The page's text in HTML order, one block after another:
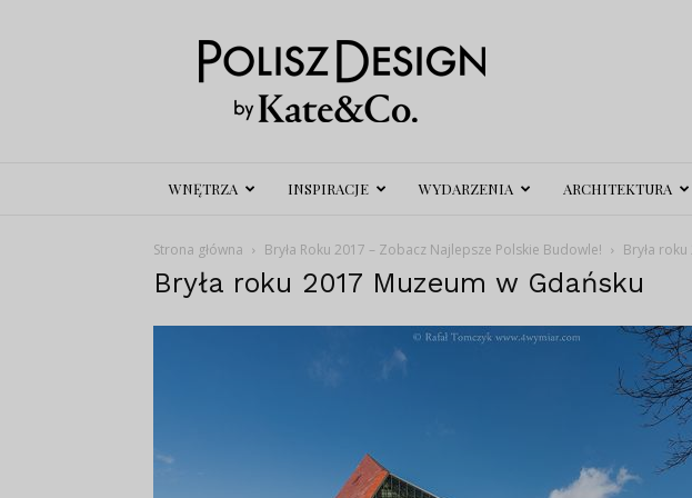
Polisz
Design
WNĘTRZA INSPIRACJE WYDARZENIA ARCHITEKTURA
Strona główna Bryła Roku 2017 – Zobacz Najlepsze Polskie Budowle! Bryła
Bryła roku 2017 Muzeum w Gdańsku